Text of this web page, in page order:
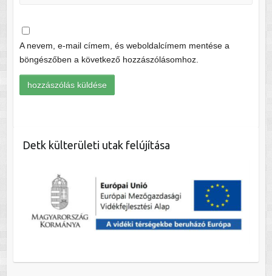
A nevem, e-mail címem, és weboldalcímem mentése a
böngészőben a következő hozzászólásomhoz.
Detk külterületi utak felújítása